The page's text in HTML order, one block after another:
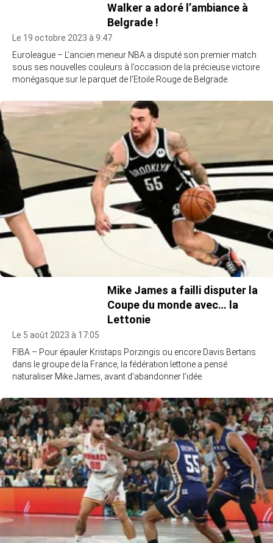
Walker a adoré l’ambiance à
Belgrade !
Le 19 octobre 2023 à 9:47
Euroleague – L’ancien meneur NBA a disputé son premier match
sous ses nouvelles couleurs à l’occasion de la précieuse victoire
monégasque sur le parquet de l’Etoile Rouge de Belgrade.
Mike James a failli disputer la
Coupe du monde avec… la
Lettonie
Le 5 août 2023 à 17:05
FIBA – Pour épauler Kristaps Porzingis ou encore Davis Bertans
dans le groupe de la France, la fédération lettone a pensé
naturaliser Mike James, avant d’abandonner l’idée.